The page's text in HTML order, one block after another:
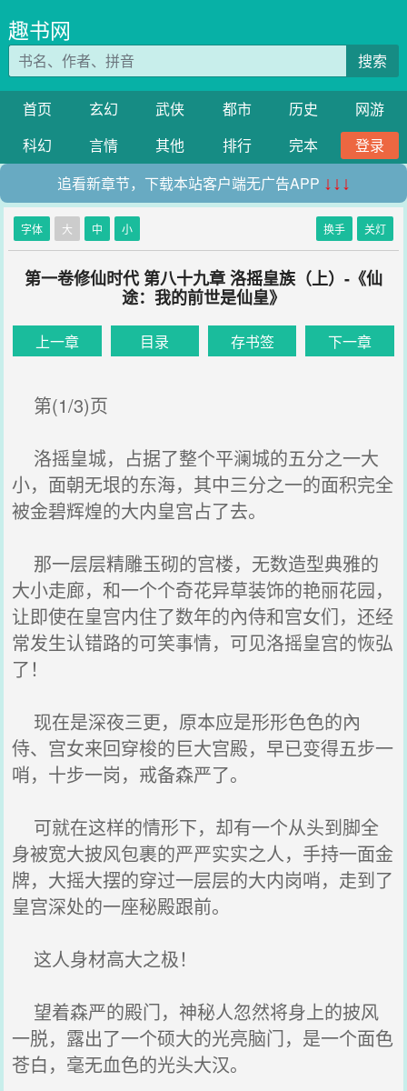
趣书网
搜索
首页 玄幻 武侠 都市 历史
网游
科幻
言情 其他 排行 完本
登录
追看新章节，下载本站客户端无广告APP ↓↓↓
字体 大 中 小 换手 关灯
第一卷修仙时代 第八十九章 洛摇皇族（上）-《仙
途：我的前世是仙皇》
上一章 目录 存书签 下一章
第(1/3)页
洛摇皇城，占据了整个平澜城的五分之一大
小，面朝无垠的东海，其中三分之一的面积完全
被金碧辉煌的大内皇宫占了去。
那一层层精雕玉砌的宫楼，无数造型典雅的
大小走廊，和一个个奇花异草装饰的艳丽花园，
让即使在皇宫内住了数年的內侍和宫女们，还经
常发生认错路的可笑事情，可见洛摇皇宫的恢弘
了！
现在是深夜三更，原本应是形形色色的內
侍、宫女来回穿梭的巨大宫殿，早已变得五步一
哨，十步一岗，戒备森严了。
可就在这样的情形下，却有一个从头到脚全
身被宽大披风包裹的严严实实之人，手持一面金
牌，大摇大摆的穿过一层层的大内岗哨，走到了
皇宫深处的一座秘殿跟前。
这人身材高大之极！
望着森严的殿门，神秘人忽然将身上的披风
一脱，露出了一个硕大的光亮脑门，是一个面色
苍白，毫无血色的光头大汉。